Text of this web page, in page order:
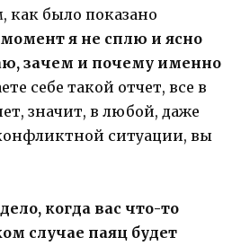
как было показано
я не сплю и ясно
зачем и почему именно
себе такой отчет, все в
значит, в любой, даже
ситуации, вы
когда вас что-то
случае паяц будет